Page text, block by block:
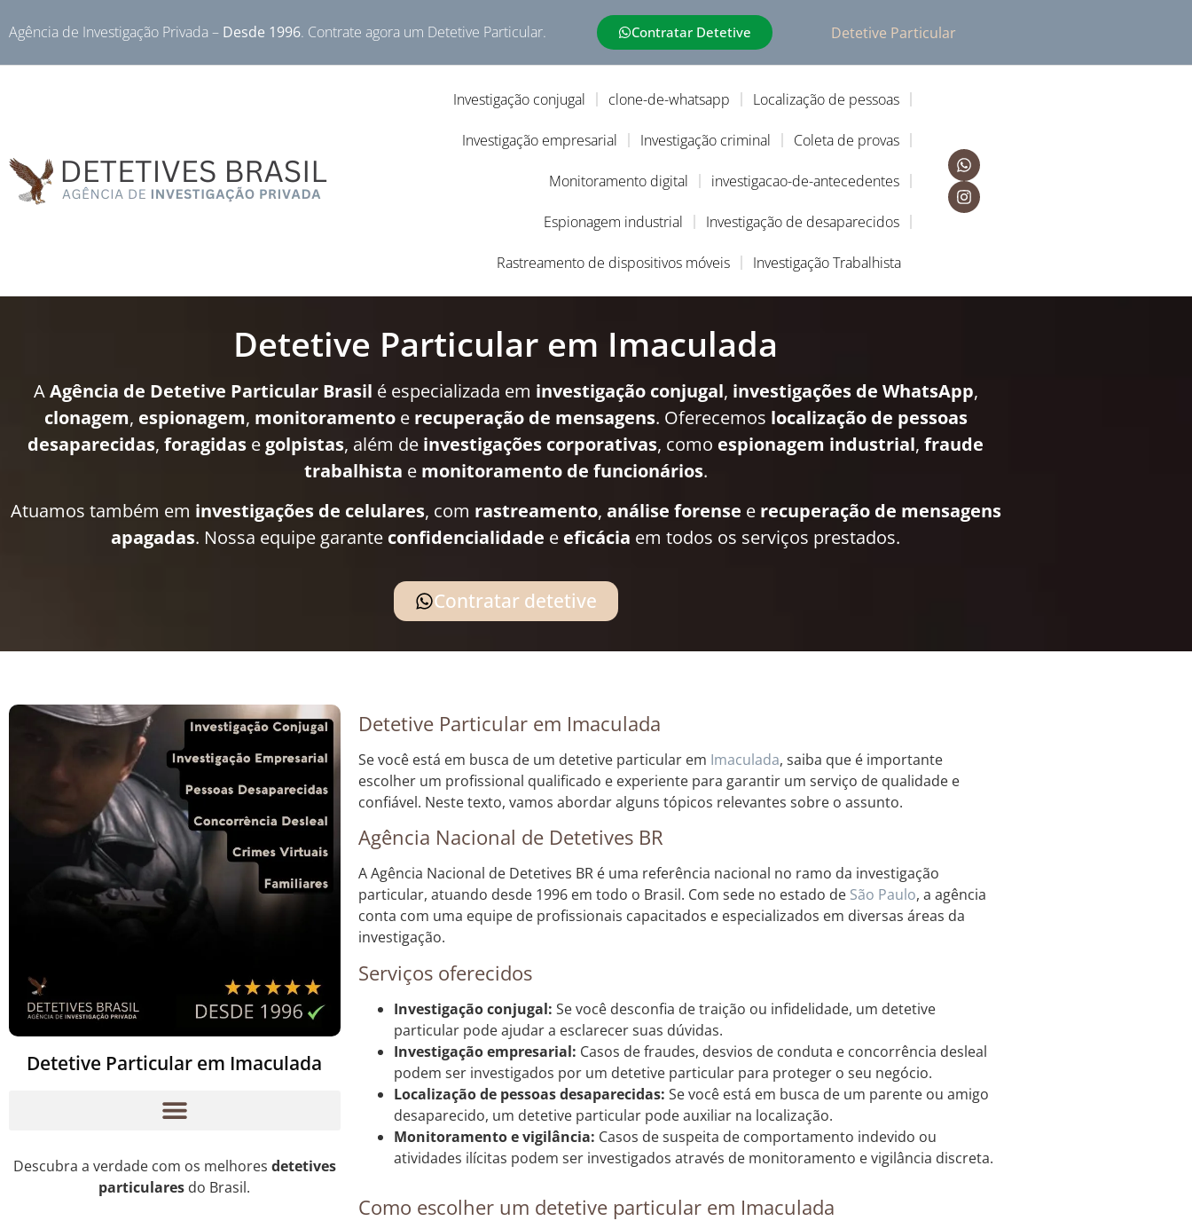
Agência de Investigação Privada – Desde 1996. Contrate agora um Detetive Particular. Contratar Detetive Detetive Particular
Investigação conjugal clone-de-whatsapp Localização de pessoas
Investigação empresarial Investigação criminal Coleta de provas
Monitoramento digital investigacao-de-antecedentes
Espionagem industrial Investigação de desaparecidos
Rastreamento de dispositivos móveis Investigação Trabalhista
Detetive Particular em Imaculada
AAgência de Detetive Particular Brasil é especializada em investigação conjugal, investigações de WhatsApp,
clonagem, espionagem, monitoramentoe recuperação de mensagens. Oferecemos localização de pessoas
desaparecidas, foragidas e golpistas, além de investigações corporativas, como espionagem industrial, fraude
trabalhista e monitoramento de funcionários.
Atuamos também em investigações de celulares, com rastreamento, análise forense e recuperação de mensagens
apagadas. Nossa equipe garante confidencialidade e eficácia em todos os serviços prestados.
Contratar detetive
Detetive Particular em Imaculada
Descubra a verdade com os melhores detetives
particulares do Brasil.
Detetive Particular em Imaculada
Se você está em busca de um detetive particular em Imaculada, saiba que é importante
escolher um profissional qualificado e experiente para garantir um serviço de qualidade e
confiável. Neste texto, vamos abordar alguns tópicos relevantes sobre o assunto.
Agência Nacional de Detetives BR
A Agência Nacional de Detetives BR é uma referência nacional no ramo da investigação
particular, atuando desde 1996 em todo o Brasil. Com sede no estado de São Paulo, a agência
conta com uma equipe de profissionais capacitados e especializados em diversas áreas da
investigação.
Serviços oferecidos
Investigação conjugal: Se você desconfia de traição ou infidelidade, um detetive
particular pode ajudar a esclarecer suas dúvidas.
Investigação empresarial: Casos de fraudes, desvios de conduta e concorrência desleal
podem ser investigados por um detetive particular para proteger o seu negócio.
Localização de pessoas desaparecidas: Se você está em busca de um parente ou amigo
desaparecido, um detetive particular pode auxiliar na localização.
Monitoramento e vigilância: Casos de suspeita de comportamento indevido ou
atividades ilícitas podem ser investigados através de monitoramento e vigilância discreta.
Como escolher um detetive particular em Imaculada